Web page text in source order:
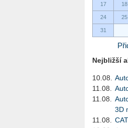
17 18
24 25
31
Nejbližší
10.08.
11.08.
11.08.
3D
11.08.